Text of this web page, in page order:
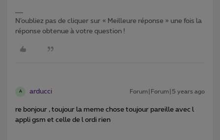
N’oubliez pas de cliquer sur « Meilleure réponse » une fois la
réponse obtenue à votre question !
A arducci Forum|Forum|5 years ago
re bonjour , toujour la meme chose toujour pareille avec l
appli gsm et celle de l ordi rien